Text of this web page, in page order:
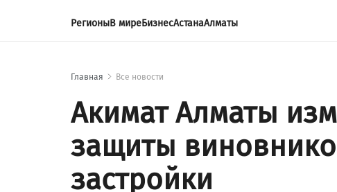
РегионыВ миреБизнесАстанаАлматы
Главная Все новости
Акимат Алматы
защиты
застройки